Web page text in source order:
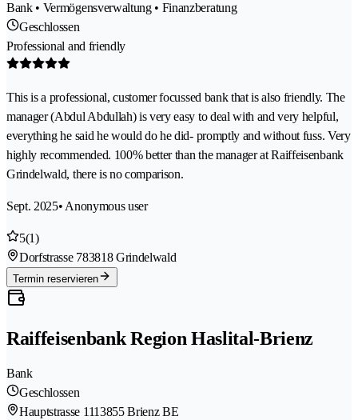
Bank • Vermögensverwaltung • Finanzberatung
Geschlossen
Professional and friendly
This is a professional, customer focussed bank that is also friendly. The
manager (Abdul Abdullah) is very easy to deal with and very helpful,
everything he said he would do he did- promptly and without fuss. Very
highly recommended. 100% better than the manager at Raiffeisenbank
Grindelwald, there is no comparison.
Sept. 2025• Anonymous user
5(1)
Dorfstrasse 783818 Grindelwald
Termin reservieren
Raiffeisenbank Region Haslital-Brienz
Bank
Geschlossen
Hauptstrasse 1113855 Brienz BE